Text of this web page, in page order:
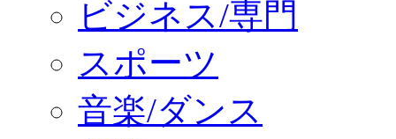
ビジネス/専門
スポーツ
音楽/ダンス